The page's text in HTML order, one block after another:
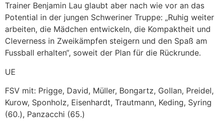
Trainer Benjamin Lau glaubt aber nach wie vor an das
Potential in der jungen Schweriner Truppe: „Ruhig weiter
arbeiten, die Mädchen entwickeln, die Kompaktheit und
Cleverness in Zweikämpfen steigern und den Spaß am
Fussball erhalten“, soweit der Plan für die Rückrunde.
UE
FSV mit: Prigge, David, Müller, Bongartz, Gollan, Preidel,
Kurow, Sponholz, Eisenhardt, Trautmann, Keding, Syring
(60.), Panzacchi (65.)